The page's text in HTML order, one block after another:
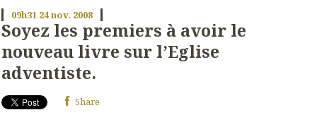
09h31 24nov. 2008
Soyez les premiers à avoir le
nouveau livre sur l’Eglise
adventiste.
Share